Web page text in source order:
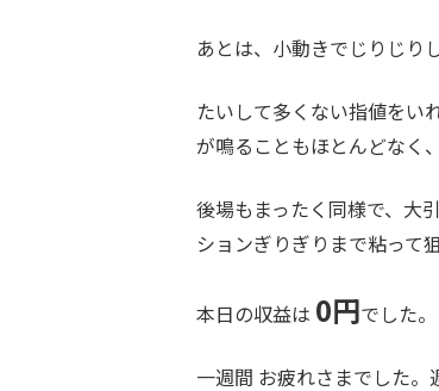
あとは、小動きでじりじり
たいして多くない指値をい
が鳴ることもほとんどなく
後場もまったく同様で、大
ションぎりぎりまで粘って
本日の収益は 0円でした。
一週間 お疲れさまでした。